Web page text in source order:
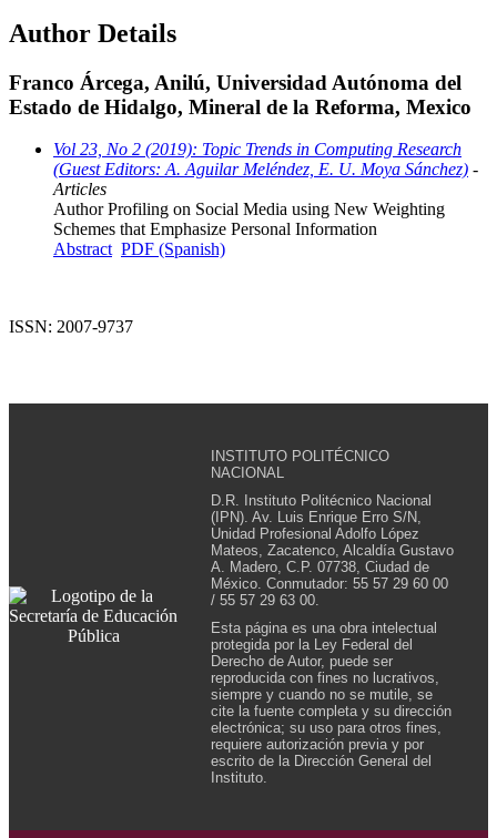
Author Details
Franco Árcega, Anilú, Universidad Autónoma del
Estado de Hidalgo, Mineral de la Reforma, Mexico
Vol 23, No 2 (2019): Topic Trends in Computing Research
(Guest Editors: A. Aguilar Meléndez, E. U. Moya Sánchez) -
Articles
Author Profiling on Social Media using New Weighting
Schemes that Emphasize Personal Information
Abstract PDF (Spanish)
ISSN: 2007-9737
INSTITUTO POLITÉCNICO
NACIONAL
D.R. Instituto Politécnico Nacional
(IPN). Av. Luis Enrique Erro S/N,
Unidad Profesional Adolfo López
Mateos, Zacatenco, Alcaldía Gustavo
A. Madero, C.P. 07738, Ciudad de
México. Conmutador: 55 57 29 60 00
/ 55 57 29 63 00.
Esta página es una obra intelectual
protegida por la Ley Federal del
Derecho de Autor, puede ser
reproducida con fines no lucrativos,
siempre y cuando no se mutile, se
cite la fuente completa y su dirección
electrónica; su uso para otros fines,
requiere autorización previa y por
escrito de la Dirección General del
Instituto.